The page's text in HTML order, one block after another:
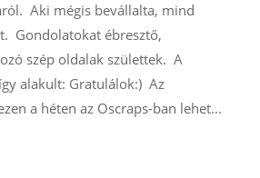
Aki mégis bevállalta, mind
Gondolatokat ébresztő,
szép oldalak születtek. A
alakult: Gratulálok:) Az
a héten az Oscraps-ban lehet...